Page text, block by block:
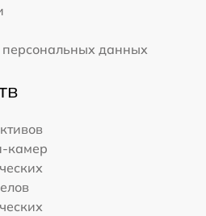
персональных данных
камер